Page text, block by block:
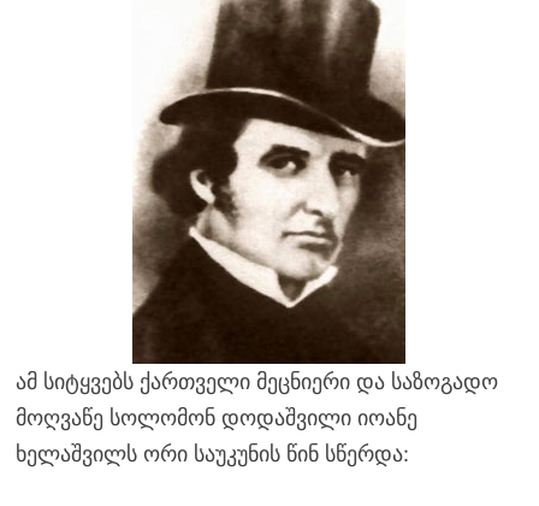
ამ სიტყვებს ქართველი მეცნიერი და საზოგადო
მოღვაწე სოლომონ დოდაშვილი იოანე
ხელაშვილს ორი საუკუნის წინ სწერდა: